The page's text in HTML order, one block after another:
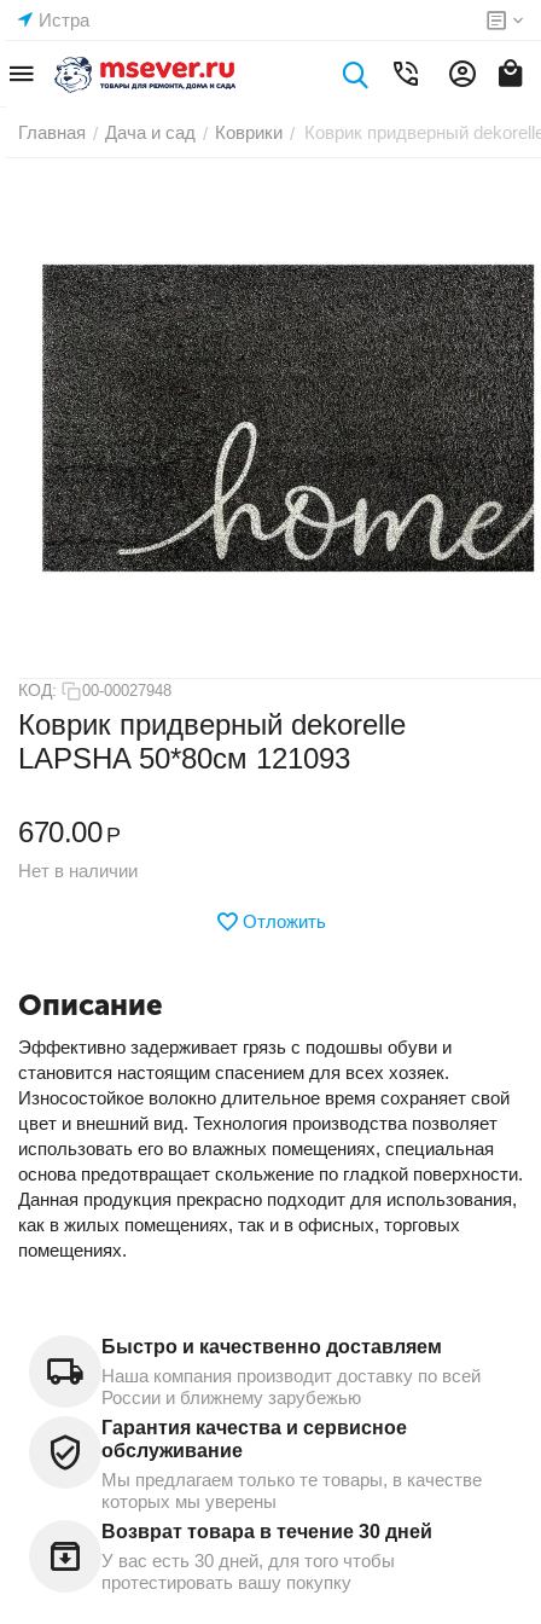
Истра
Главная / Дача и сад / Коврики / Коврик придверный
КОД: 00-00027948
Коврик придверный dekorelle
LAPSHA 50*80см 121093
670.00 Р
Нет в наличии
Отложить
Описание
Эффективно задерживает грязь с подошвы обуви и
становится настоящим спасением для всех хозяек.
Износостойкое волокно длительное время сохраняет свой
цвет и внешний вид. Технология производства позволяет
использовать его во влажных помещениях, специальная
основа предотвращает скольжение по гладкой поверхности.
Данная продукция прекрасно подходит для использования,
как в жилых помещениях, так и в офисных, торговых
помещениях.
Быстро и качественно доставляем
Наша компания производит доставку по всей
России и ближнему зарубежью
Гарантия качества и сервисное
обслуживание
Мы предлагаем только те товары, в качестве
которых мы уверены
Возврат товара в течение 30 дней
У вас есть 30 дней, для того чтобы
протестировать вашу покупку